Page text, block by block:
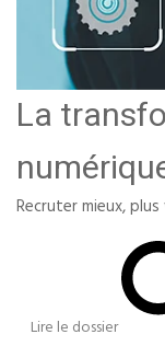
La
Recruter mieux,
Lire le dossier